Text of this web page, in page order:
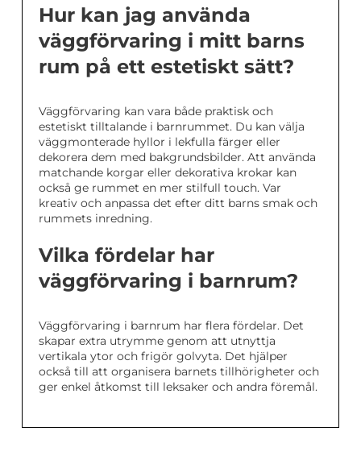
Hur kan jag använda
väggförvaring i mitt barns
rum på ett estetiskt sätt?
Väggförvaring kan vara både praktisk och
estetiskt tilltalande i barnrummet. Du kan välja
väggmonterade hyllor i lekfulla färger eller
dekorera dem med bakgrundsbilder. Att använda
matchande korgar eller dekorativa krokar kan
också ge rummet en mer stilfull touch. Var
kreativ och anpassa det efter ditt barns smak och
rummets inredning.
Vilka fördelar har
väggförvaring i barnrum?
Väggförvaring i barnrum har flera fördelar. Det
skapar extra utrymme genom att utnyttja
vertikala ytor och frigör golvyta. Det hjälper
också till att organisera barnets tillhörigheter och
ger enkel åtkomst till leksaker och andra föremål.